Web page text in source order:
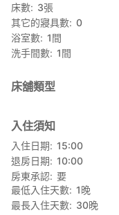
床數
3張
其它的寢具數 0
浴室數 1間
洗手間數 1間
床舖類型
入住須知
入住日期
15:00
退房日期
10:00
房東承認
要
最低入住天數 1晚
最長入住天數
30晚